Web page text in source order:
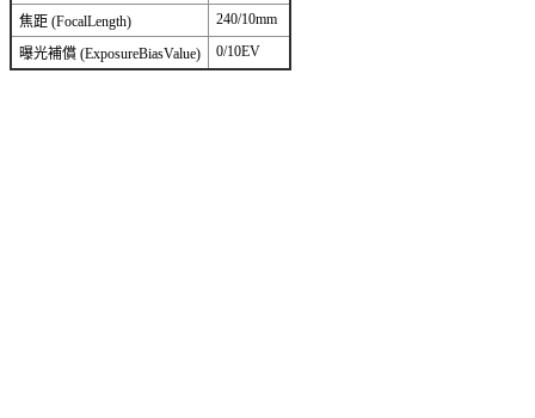
焦距 (FocalLength) 240/10mm
曝光補償 (ExposureBiasValue) 0/10EV